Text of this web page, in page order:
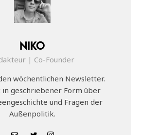
Niko
| Co-Founder
wöchentlichen Newsletter.
geschriebener Form über
und Fragen der
Außenpolitik.